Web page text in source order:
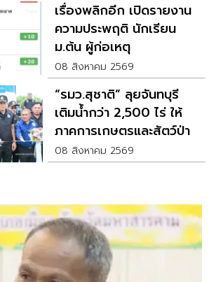
เรื่องพลิกอีก เปิดรายงาน
ความประพฤติ นักเรียน
ม.ต้น ผู้ก่อเหตุ
08 สิงหาคม 2569
“รมว.สุชาติ” ลุยจันทบุรี
เติมน้ำกว่า 2,500 ไร่ ให้
ภาคการเกษตรและสัตว์ป่า
08 สิงหาคม 2569